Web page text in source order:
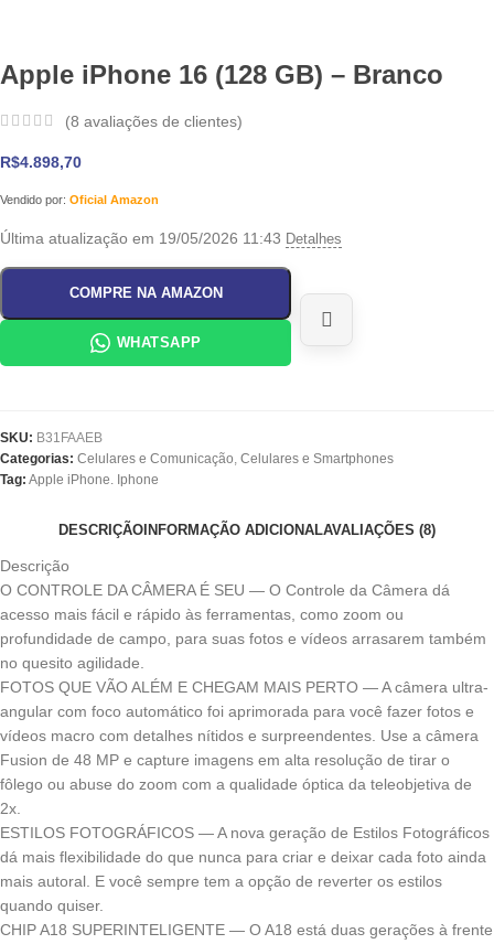
Apple iPhone 16 (128 GB) – Branco
(8 avaliações de clientes)
R$4.898,70
Vendido por: Oficial Amazon
Última atualização em 19/05/2026 11:43 Detalhes
COMPRE NA AMAZON
WHATSAPP
SKU: B31FAAEB
Categorias: Celulares e Comunicação, Celulares e Smartphones
Tag: Apple iPhone. Iphone
DESCRIÇÃO INFORMAÇÃO ADICIONALAVALIAÇÕES (8)
Descrição
O CONTROLE DA CÂMERA É SEU — O Controle da Câmera dá
acesso mais fácil e rápido às ferramentas, como zoom ou
profundidade de campo, para suas fotos e vídeos arrasarem também
no quesito agilidade.
FOTOS QUE VÃO ALÉM E CHEGAM MAIS PERTO — A câmera ultra-
angular com foco automático foi aprimorada para você fazer fotos e
vídeos macro com detalhes nítidos e surpreendentes. Use a câmera
Fusion de 48 MP e capture imagens em alta resolução de tirar o
fôlego ou abuse do zoom com a qualidade óptica da teleobjetiva de
2x.
ESTILOS FOTOGRÁFICOS — A nova geração de Estilos Fotográficos
dá mais flexibilidade do que nunca para criar e deixar cada foto ainda
mais autoral. E você sempre tem a opção de reverter os estilos
quando quiser.
CHIP A18 SUPERINTELIGENTE — O A18 está duas gerações à frente